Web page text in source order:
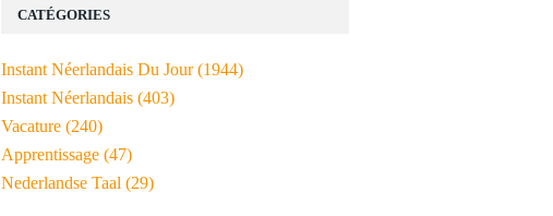
CATÉGORIES
Instant Néerlandais Du Jour(1944)
Instant Néerlandais (403)
Vacature (240)
Apprentissage (47)
Nederlandse Taal (29)